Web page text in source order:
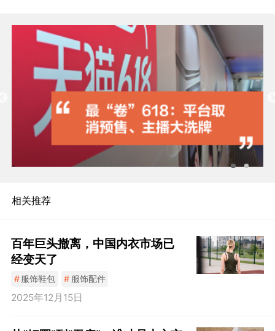
相关推荐
百年巨头撤离，中国内衣市场已
经变天了
#服饰鞋包 # 服饰配件
2025年12月15日